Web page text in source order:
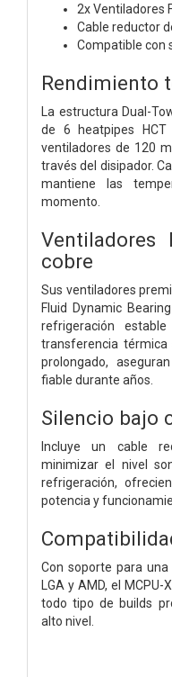
2x Ventiladores
Cable reductor
Compatible con
Rendimiento
La estructura Dual-
de 6 heatpipes
ventiladores de 120
través del disipador.
mantiene las
momento.
Ventiladores
cobre
Sus ventiladores
Fluid Dynamic
refrigeración
transferencia térmica
prolongado,
fiable durante años.
Silencio bajo
Incluye un cable
minimizar el nivel
refrigeración,
potencia y
Con soporte para
LGA y AMD, el
todo tipo de builds
alto nivel.